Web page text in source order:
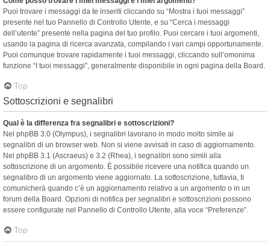
Puoi trovare i messaggi da te inseriti cliccando su “Mostra i tuoi messaggi”
presente nel tuo Pannello di Controllo Utente, e su “Cerca i messaggi
dell’utente” presente nella pagina del tuo profilo. Puoi cercare i tuoi argomenti,
usando la pagina di ricerca avanzata, compilando i vari campi opportunamente.
Puoi comunque trovare rapidamente i tuoi messaggi, cliccando sull’omonima
funzione “I tuoi messaggi”, generalmente disponibile in ogni pagina della Board.
Top
Sottoscrizioni e segnalibri
Qual è la differenza fra segnalibri e sottoscrizioni?
Nel phpBB 3.0 (Olympus), i segnalibri lavorano in modo molto simile ai
segnalibri di un browser web. Non si viene avvisati in caso di aggiornamento.
Nel phpBB 3.1 (Ascraeus) e 3.2 (Rhea), i segnalibri sono simili alla
sottoscrizione di un argomento. È possibile ricevere una notifica quando un
segnalibro di un argomento viene aggiornato. La sottoscrizione, tuttavia, ti
comunicherà quando c’è un aggiornamento relativo a un argomento o in un
forum della Board. Opzioni di notifica per segnalibri e sottoscrizioni possono
essere configurate nel Pannello di Controllo Utente, alla voce “Preferenze”.
Top